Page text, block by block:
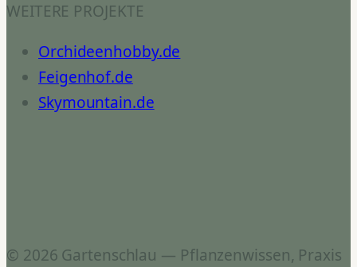
WEITERE PROJEKTE
Orchideenhobby.de
Feigenhof.de
Skymountain.de
© 2026 Gartenschlau — Pflanzenwissen, Praxis